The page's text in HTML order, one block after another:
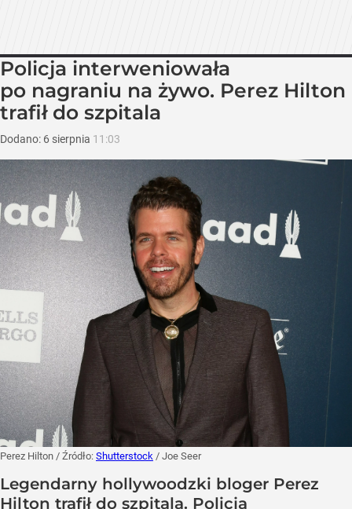
Policja interweniowała
po nagraniu na żywo. Perez Hilton
trafił do szpitala
Dodano: 6 sierpnia 11:03
Perez Hilton / Źródło: Shutterstock / Joe Seer
Legendarny hollywoodzki bloger Perez
Hilton trafił do szpitala. Policja